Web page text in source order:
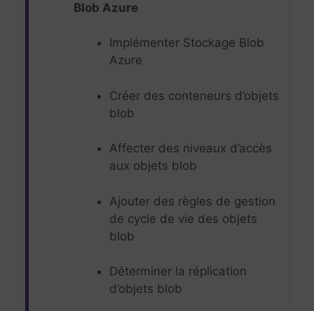
Blob Azure
Implémenter Stockage Blob
Azure
Créer des conteneurs d’objets
blob
Affecter des niveaux d’accès
aux objets blob
Ajouter des règles de gestion
de cycle de vie des objets
blob
Déterminer la réplication
d’objets blob